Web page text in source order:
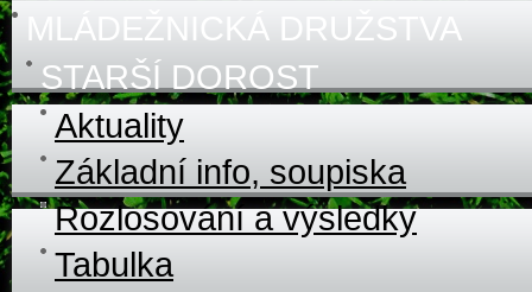
MLÁDEŽNICKÁ DRUŽSTVA
STARŠÍ DOROST
Aktuality
Základní info, soupiska
Rozlosování a výsledky
Tabulka